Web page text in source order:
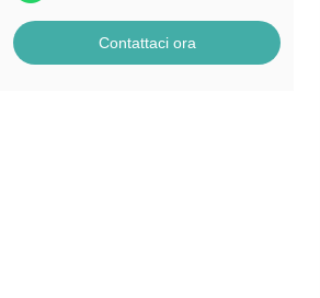
Contattaci ora